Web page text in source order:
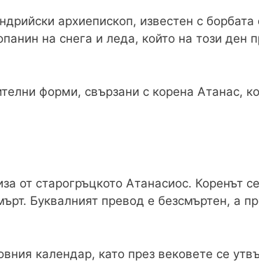
архиепископ, известен с
на снега и леда, който на този ден
форми, свързани с корена Атанас,
от старогръцкото Атанасиос. Коренът
Буквалният превод е безсмъртен, а
календар, като през вековете се